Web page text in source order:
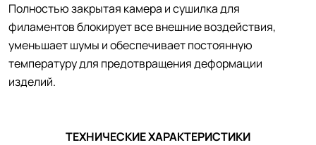
Полностью закрытая камера и сушилка для
филаментов блокирует все внешние воздействия,
уменьшает шумы и обеспечивает постоянную
температуру для предотвращения деформации
изделий.
ТЕХНИЧЕСКИЕ ХАРАКТЕРИСТИКИ